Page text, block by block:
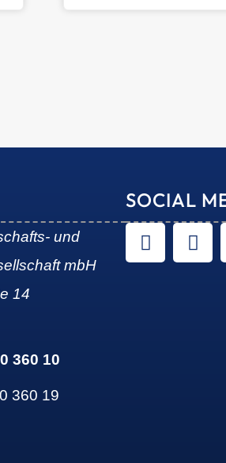
und
mbH
14
360 10
360 19
SOCIAL